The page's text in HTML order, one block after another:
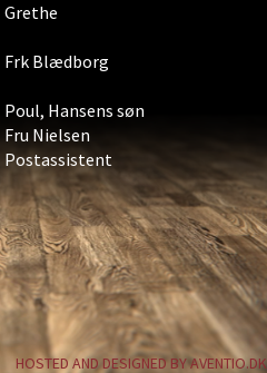
Grethe
Frk Blædborg
Poul, Hansens søn
Fru Nielsen
Postassistent
HOSTED AND DESIGNED BY AVENTIO.DK